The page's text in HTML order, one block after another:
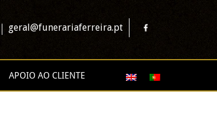
geral@funerariaferreira.pt
APOIO AO CLIENTE